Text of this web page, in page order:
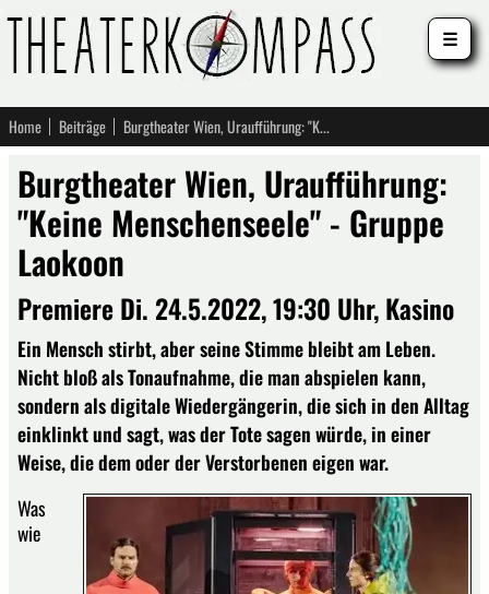
Home Beiträge Burgtheater Wien, Uraufführung: "Keine Menschenseele" - Gruppe Laokoon
Burgtheater Wien, Uraufführung:
"Keine Menschenseele" - Gruppe
Laokoon
Premiere Di. 24.5.2022, 19:30 Uhr, Kasino
Ein Mensch stirbt, aber seine Stimme bleibt am Leben.
Nicht bloß als Tonaufnahme, die man abspielen kann,
sondern als digitale Wiedergängerin, die sich in den Alltag
einklinkt und sagt, was der Tote sagen würde, in einer
Weise, die dem oder der Verstorbenen eigen war.
Was
wie
☰